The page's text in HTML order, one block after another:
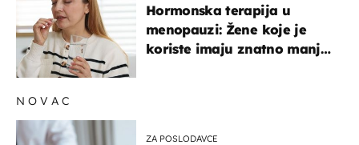
Hormonska terapija u
menopauzi: Žene koje je
koriste imaju znatno manji
NOVAC
ZA POSLODAVCE